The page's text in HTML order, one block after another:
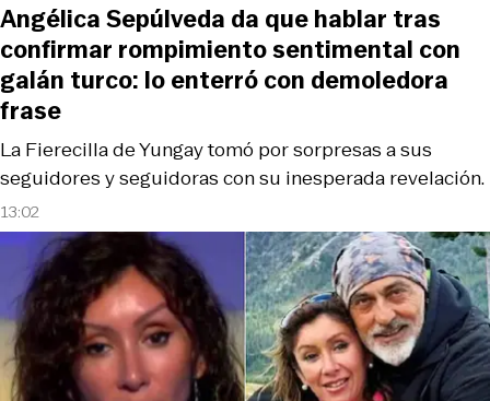
13:02
La Fierecilla de Yungay tomó por sorpresas a sus
seguidores y seguidoras con su inesperada revelación.
Angélica Sepúlveda da que hablar tras
confirmar rompimiento sentimental con
galán turco: lo enterró con demoledora
frase